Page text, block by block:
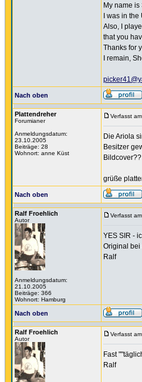
My name
I was in
Also, I
that you
Thanks for
I remain,
Nach oben
Plattendreher
Forumianer
Anmeldungsdatum:
23.10.2005
Beiträge: 28
Wohnort: anne Küst
Verfasst
Die Ariola
Besitzer
Bildcover??
grüße
Nach oben
Ralf Froehlich
Autor
Anmeldungsdatum:
21.10.2005
Beiträge: 366
Wohnort: Hamburg
Verfasst
YES SIR -
Original bei
Ralf
Nach oben
Ralf Froehlich
Autor
Verfasst
Fast
Ralf